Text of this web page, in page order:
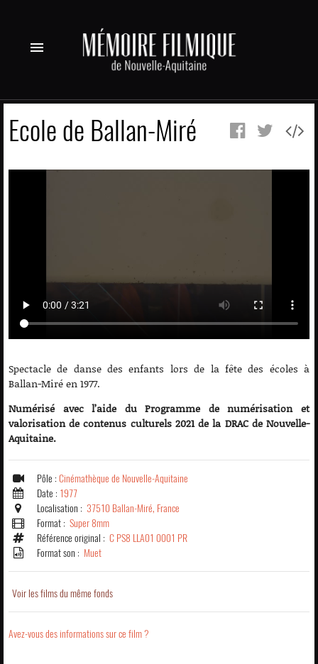
menu
Ecole de Ballan-Miré
Spectacle de danse des enfants lors de la fête des écoles à
Ballan-Miré en 1977.
Numérisé avec l’aide du Programme de numérisation et
valorisation de contenus culturels 2021 de la DRAC de Nouvelle-
Aquitaine.
Pôle : Cinémathèque de Nouvelle-Aquitaine
Date : 1977
Localisation : 37510 Ballan-Miré, France
Format : Super 8mm
Référence original : C PS8 LLA01 0001 PR
Format son : Muet
Voir les films du même fonds
Avez-vous des informations sur ce film ?